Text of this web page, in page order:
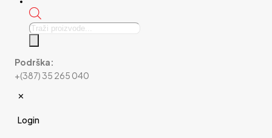
Products
Podrška:
+(387) 35 265 040
✕
Login